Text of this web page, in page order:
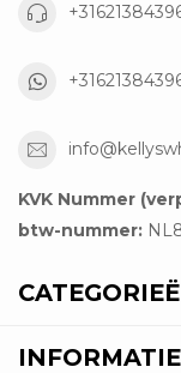
KVK Nummer
btw-nummer:
INFORMATIE